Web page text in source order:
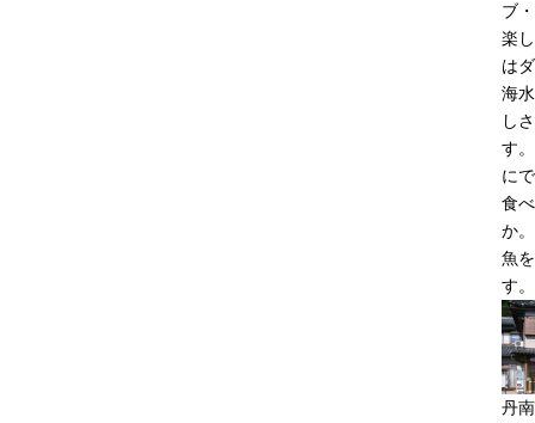
ブ
楽
は
海
し
す
に
食
か
魚
す。
丹南